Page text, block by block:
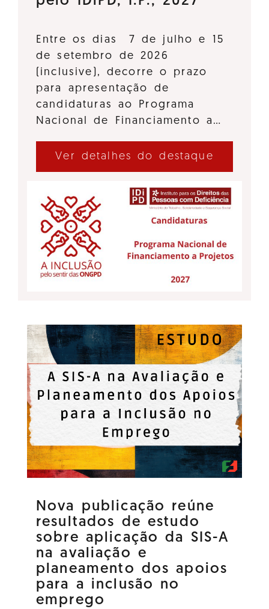
Entre os dias 7 de julho e 15
de setembro de 2026
(inclusive), decorre o prazo
para apresentação de
candidaturas ao Programa
Nacional de Financiamento a…
Ver detalhes do destaque
Nova publicação reúne
resultados de estudo
sobre aplicação da SIS-A
na avaliação e
planeamento dos apoios
para a inclusão no
emprego